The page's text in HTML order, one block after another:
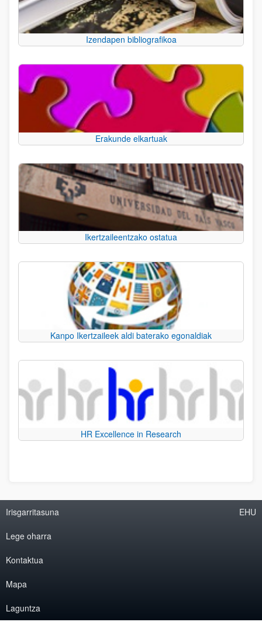
Izendapen bibliografikoa
Erakunde elkartuak
Ikertzaileentzako ostatua
Kanpo Ikertzaileek aldi baterako egonaldiak
HR Excellence in Research
Irisgarritasuna
Lege oharra
Kontaktua
Mapa
Laguntza
EHU